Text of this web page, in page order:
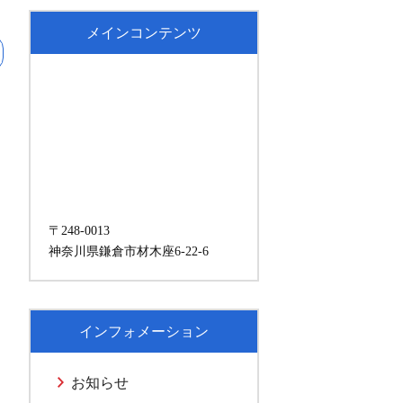
メインコンテンツ
〒248-0013
神奈川県鎌倉市材木座6-22-6
インフォメーション
お知らせ